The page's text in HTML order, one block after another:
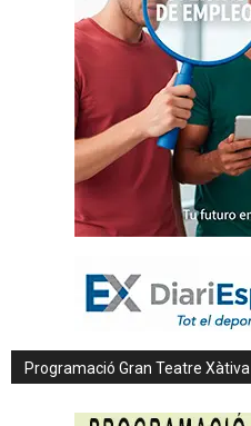
Programació Gran Teatre Xàtiva